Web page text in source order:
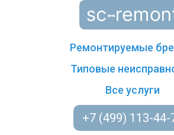
Ремонтируемые
Типовые
Все услуги
+7 (499) 113-44-